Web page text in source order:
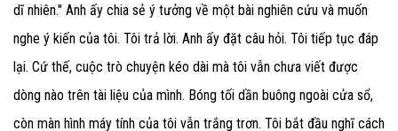
dĩ nhiên." Anh ấy chia sẻ ý tưởng về một bài nghiên cứu và muốn
nghe ý kiến của tôi. Tôi trả lời. Anh ấy đặt câu hỏi. Tôi tiếp tục đáp
lại. Cứ thế, cuộc trò chuyện kéo dài mà tôi vẫn chưa viết được
dòng nào trên tài liệu của mình. Bóng tối dần buông ngoài cửa sổ,
còn màn hình máy tính của tôi vẫn trắng trơn. Tôi bắt đầu nghĩ cách